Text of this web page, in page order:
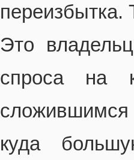
переизбытка.
Это
спроса на
куда